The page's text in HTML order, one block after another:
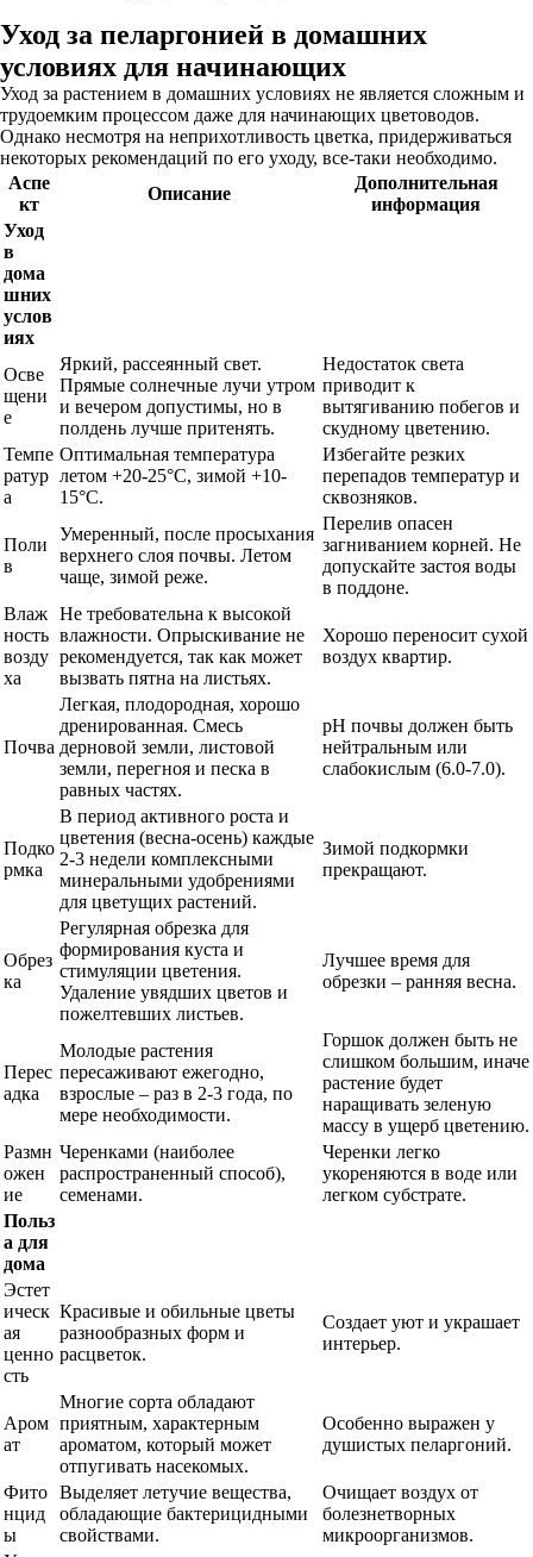
Уход за пеларгонией в домашних
условиях для начинающих
Уход за растением в домашних условиях не является сложным и
трудоемким процессом даже для начинающих цветоводов.
Однако несмотря на неприхотливость цветка, придерживаться
некоторых рекомендаций по его уходу, все-таки необходимо.
Аспе
кт
Описание
Дополнительная
информация
Уход
в
дома
шних
услов
иях
Осве
щени
е
Яркий, рассеянный свет.
Прямые солнечные лучи утром
и вечером допустимы, но в
полдень лучше притенять.
Недостаток света
приводит к
вытягиванию побегов и
скудному цветению.
Темпе
ратур
а
Оптимальная температура
летом +20-25°C, зимой +10-
15°C.
Избегайте резких
перепадов температур и
сквозняков.
Поли
в
Умеренный, после просыхания
верхнего слоя почвы. Летом
чаще, зимой реже.
Перелив опасен
загниванием корней. Не
допускайте застоя воды
в поддоне.
Влаж
ность
возду
ха
Не требовательна к высокой
влажности. Опрыскивание не
рекомендуется, так как может
вызвать пятна на листьях.
Хорошо переносит сухой
воздух квартир.
Почва
Легкая, плодородная, хорошо
дренированная. Смесь
дерновой земли, листовой
земли, перегноя и песка в
равных частях.
pH почвы должен быть
нейтральным или
слабокислым (6.0-7.0).
Подко
рмка
В период активного роста и
цветения (весна-осень) каждые
2-3 недели комплексными
минеральными удобрениями
для цветущих растений.
Зимой подкормки
прекращают.
Обрез
ка
Регулярная обрезка для
формирования куста и
стимуляции цветения.
Удаление увядших цветов и
пожелтевших листьев.
Лучшее время для
обрезки – ранняя весна.
Перес
адка
Молодые растения
пересаживают ежегодно,
взрослые – раз в 2-3 года, по
мере необходимости.
Горшок должен быть не
слишком большим, иначе
растение будет
наращивать зеленую
массу в ущерб цветению.
Размн
ожен
ие
Черенками (наиболее
распространенный способ),
семенами.
Черенки легко
укореняются в воде или
легком субстрате.
Польз
а для
дома
Эстет
ическ
ая
ценно
сть
Красивые и обильные цветы
разнообразных форм и
расцветок.
Создает уют и украшает
интерьер.
Аром
ат
Многие сорта обладают
приятным, характерным
ароматом, который может
отпугивать насекомых.
Особенно выражен у
душистых пеларгоний.
Фито
нцид
ы
Выделяет летучие вещества,
обладающие бактерицидными
свойствами.
Очищает воздух от
болезнетворных
микроорганизмов.